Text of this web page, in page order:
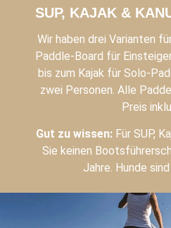
SUP, KAJAK &
Wir haben drei Varianten
Paddle-Board für
bis zum Kajak für Solo-
zwei Personen. Alle
Preis
Gut zu wissen: Für SUP,
Sie keinen
Jahre. Hunde